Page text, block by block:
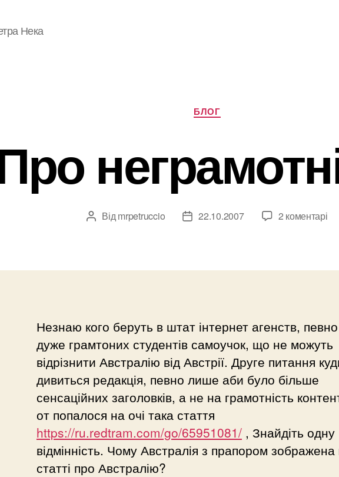
Нека
Категорії
БЛОГ
Автор
Від mrpetruccio
Дата22.10.2007 2 коментарі
Незнаю кого беруть в штат інтернет агенств,
дуже грамтоних студентів самоучок, що не можуть
відрізнити Австралію від Австрії. Друге питання
дивиться редакція, певно лише аби було більше
сенсаційних заголовків, а не на грамотність
от попалося на очі така стаття
https://ru.redtram.com/go/65951081/ , Знайдіть одну
відмінність. Чому Австралія з прапором зображена
статті про Австралію?